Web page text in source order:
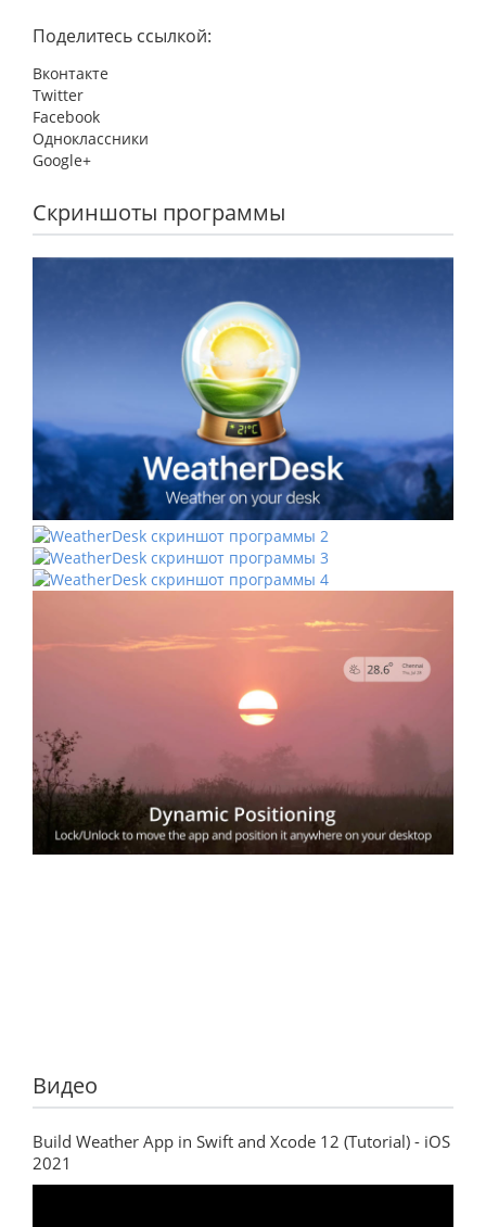
Поделитесь ссылкой:
Вконтакте
Twitter
Facebook
Одноклассники
Google+
Скриншоты программы
Видео
Build Weather App in Swift and Xcode 12 (Tutorial) - iOS
2021